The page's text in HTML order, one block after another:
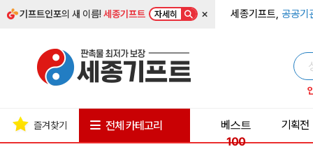
기프트인포의 새 이름!세종기프트 자세히 × 세종기프트, 공공기
즐겨찾기 전체 카테고리
베스트
100
기획전